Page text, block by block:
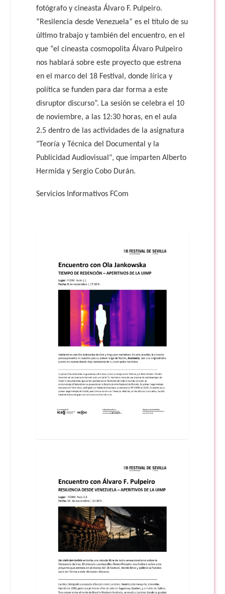
fotógrafo y cineasta Álvaro F. Pulpeiro.
“Resilencia desde Venezuela” es el título de su
último trabajo y también del encuentro, en el
que “el cineasta cosmopolita Álvaro Pulpeiro
nos hablará sobre este proyecto que estrena
en el marco del 18 Festival, donde lírica y
política se funden para dar forma a este
disruptor discurso”. La sesión se celebra el 10
de noviembre, a las 12:30 horas, en el aula
2.5 dentro de las actividades de la asignatura
"Teoría y Técnica del Documental y la
Publicidad Audiovisual", que imparten Alberto
Hermida y Sergio Cobo Durán.
Servicios Informativos FCom